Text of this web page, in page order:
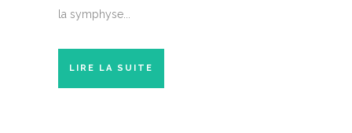
la symphyse...
LIRE LA SUITE